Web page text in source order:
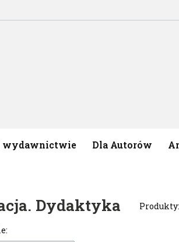
wydawnictwie Dla Autorów
Dydaktyka Produkty: